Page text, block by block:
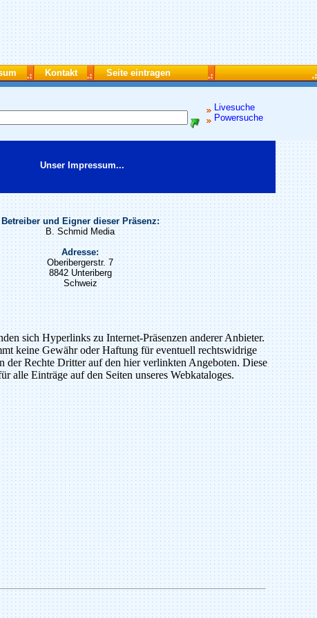
Kontakt Seite eintragen
Livesuche
Powersuche
Unser Impressum...
Betreiber und Eigner dieser Präsenz:
B. Schmid Media
Adresse:
Oberibergerstr. 7
8842 Unteriberg
Schweiz
sich Hyperlinks zu Internet-Präsenzen anderer Anbieter.
keine Gewähr oder Haftung für eventuell rechtswidrige
der Rechte Dritter auf den hier verlinkten Angeboten. Diese
alle Einträge auf den Seiten unseres Webkataloges.